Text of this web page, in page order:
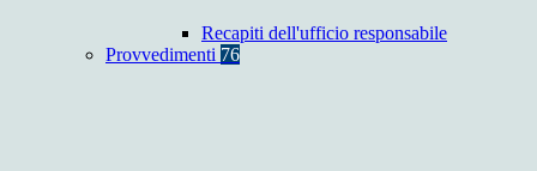
Recapiti dell'ufficio responsabile
Provvedimenti 76